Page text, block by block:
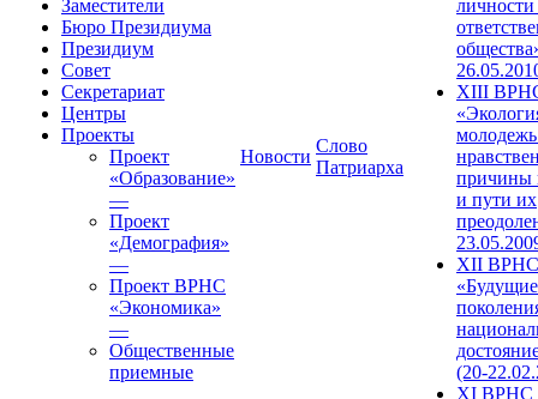
Заместители
Бюро Президиума
Президиум
Совет
Секретариат
Центры
Проекты
Проект
«Образование»
—
Проект
«Демография»
—
Проект ВРНС
«Экономика»
—
Общественные
приемные
Новости
Слово
Патриарха
XIII
причины
и пути их
XII ВРНС
«Будущие
(20-
XI ВРНС